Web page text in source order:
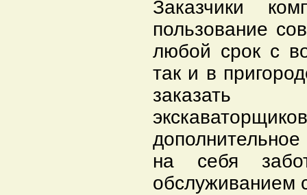
Заказчики
пользование
любой срок с
так и в
заказать
на себя
обслуживанием